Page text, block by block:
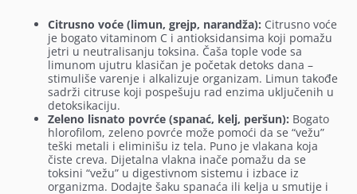
Citrusno voće (limun, grejp, narandža): Citrusno voće
je bogato vitaminom C i antioksidansima koji pomažu
jetri u neutralisanju toksina. Čaša tople vode sa
limunom ujutru klasičan je početak detoks dana –
stimuliše varenje i alkalizuje organizam. Limun takođe
sadrži citruse koji pospešuju rad enzima uključenih u
detoksikaciju.
Zeleno lisnato povrće (spanać, kelj, peršun): Bogato
hlorofilom, zeleno povrće može pomoći da se “vežu”
teški metali i eliminišu iz tela. Puno je vlakana koja
čiste creva. Dijetalna vlakna inače pomažu da se
toksini “vežu” u digestivnom sistemu i izbace iz
organizma. Dodajte šaku spanaća ili kelja u smutije i